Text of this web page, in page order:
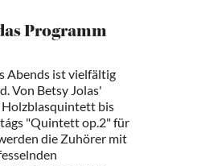
Programm
Abends ist vielfältig
Von Betsy Jolas'
bis
"Quintett op.2" für
die Zuhörer mit